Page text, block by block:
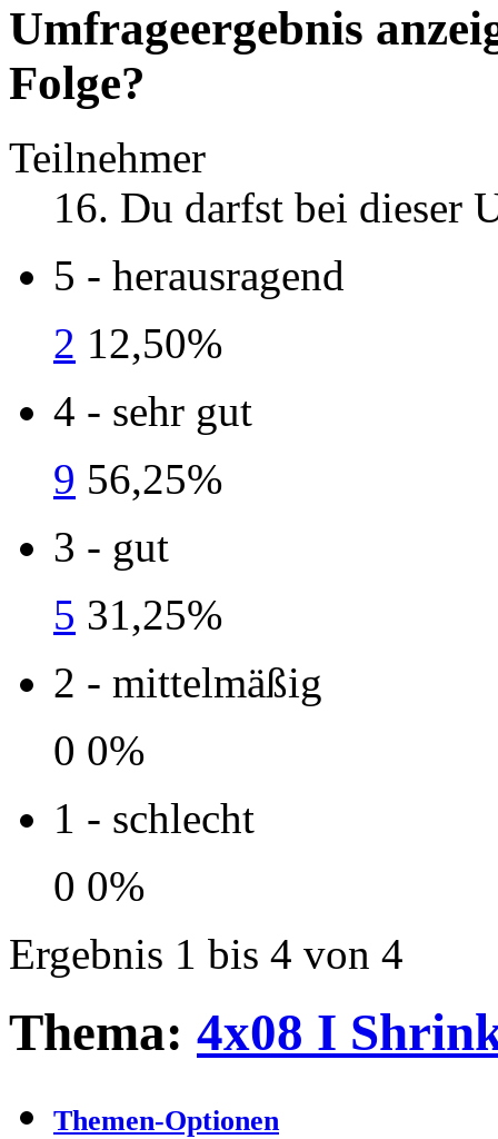
Umfrageergebnis
Folge?
Teilnehmer
16. Du darfst bei dieser
5 - herausragend
2 12,50%
4 - sehr gut
9 56,25%
3 - gut
5 31,25%
2 - mittelmäßig
0 0%
1 - schlecht
0 0%
Ergebnis 1 bis 4 von 4
Thema: 4x08 I
Themen-Optionen